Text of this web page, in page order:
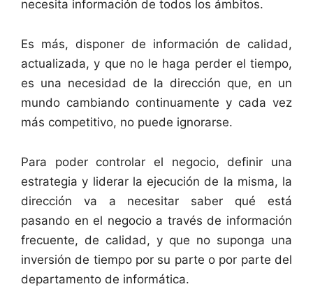
necesita información de todos los ámbitos.
Es más, disponer de información de calidad,
actualizada, y que no le haga perder el tiempo,
es una necesidad de la dirección que, en un
mundo cambiando continuamente y cada vez
más competitivo, no puede ignorarse.
Para poder controlar el negocio, definir una
estrategia y liderar la ejecución de la misma, la
dirección va a necesitar saber qué está
pasando en el negocio a través de información
frecuente, de calidad, y que no suponga una
inversión de tiempo por su parte o por parte del
departamento de informática.